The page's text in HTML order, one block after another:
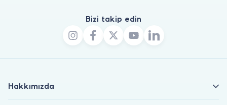
Bizi takip edin
Hakkımızda